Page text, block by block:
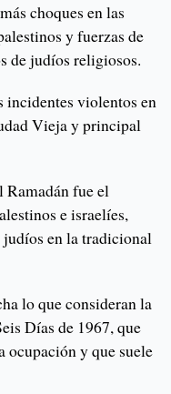
choques en las
y fuerzas de
de judíos religiosos.
incidentes violentos en
Vieja y principal
Ramadán fue el
e israelíes,
en la tradicional
lo que consideran la
Días de 1967, que
ocupación y que suele